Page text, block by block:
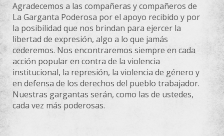
Agradecemos a las compañeras y compañeros de
La Garganta Poderosa por el apoyo recibido y por
la posibilidad que nos brindan para ejercer la
libertad de expresión, algo a lo que jamás
cederemos. Nos encontraremos siempre en cada
acción popular en contra de la violencia
institucional, la represión, la violencia de género y
en defensa de los derechos del pueblo trabajador.
Nuestras gargantas serán, como las de ustedes,
cada vez más poderosas.